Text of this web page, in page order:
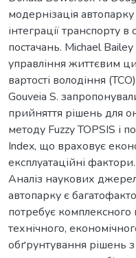
модернізація
інтеграції транспорту в
постачань. Michael
управління життєвим
вартості володіння
Gouveia S.
прийняття рішень для
методу Fuzzy TOPSIS і
Index, що враховує
експлуатаційні фактори.
Аналіз наукових
автопарку є
потребує
технічного,
обґрунтування рішень